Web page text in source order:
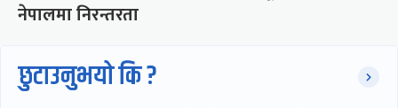
नेपालमा निरन्तरता
छुटाउनुभयो कि ?